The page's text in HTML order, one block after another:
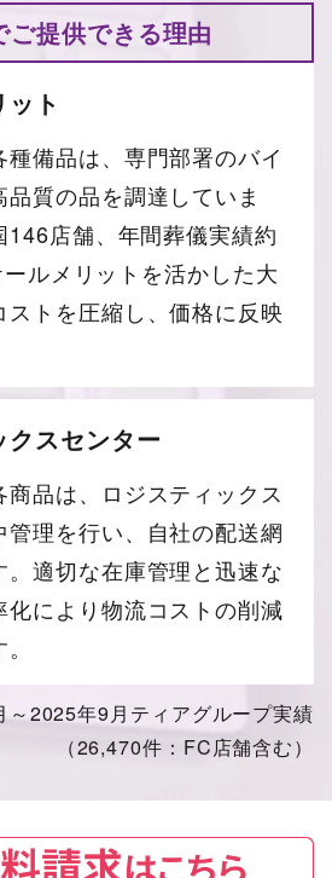
ご提供できる理由
ト
備品は、専門部署のバイ
質の品を調達していま
店舗、年間葬儀実績約
ルメリットを活かした大
トを圧縮し、価格に反映
クスセンター
品は、ロジスティックス
管理を行い、自社の配送網
。適切な在庫管理と迅速な
化により物流コストの削減
2025年9月ティアグループ実績
（26,470件：FC店舗含む）